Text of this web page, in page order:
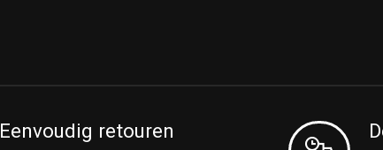
Eenvoudig retouren